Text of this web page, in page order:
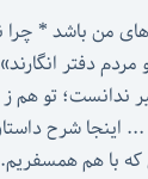
...
با هم همسفریم.